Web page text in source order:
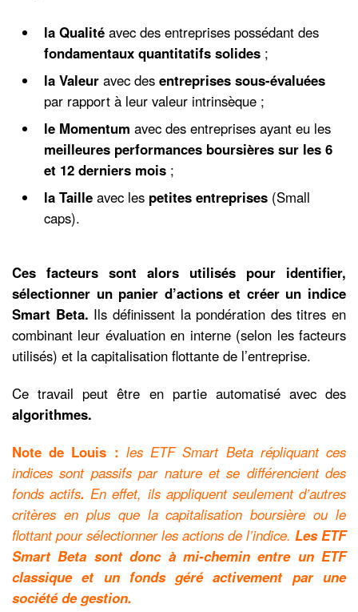
la Qualité avec des entreprises possédant des
fondamentaux quantitatifs solides ;
la Valeur avec des entreprises sous-évaluées
par rapport à leur valeur intrinsèque ;
le Momentum avec des entreprises ayant eu les
meilleures performances boursières sur les 6
et 12 derniers mois ;
la Taille avec les petites entreprises (Small
caps).
Ces facteurs sont alors utilisés pour identifier,
sélectionner un panier d’actions et créer un indice
Smart Beta. Ils définissent la pondération des titres en
combinant leur évaluation en interne (selon les facteurs
utilisés) et la capitalisation flottante de l’entreprise.
Ce travail peut être en partie automatisé avec des
algorithmes.
Note de Louis : les ETF Smart Beta répliquant ces
indices sont passifs par nature et se différencient des
fonds actifs. En effet, ils appliquent seulement d’autres
critères en plus que la capitalisation boursière ou le
flottant pour sélectionner les actions de l’indice. Les ETF
Smart Beta sont donc à mi-chemin entre un ETF
classique et un fonds géré activement par une
société de gestion.